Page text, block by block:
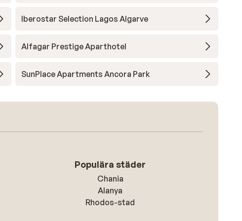
Iberostar Selection Lagos Algarve
Alfagar Prestige Aparthotel
SunPlace Apartments Ancora Park
Populära städer
Chania
Alanya
Rhodos-stad